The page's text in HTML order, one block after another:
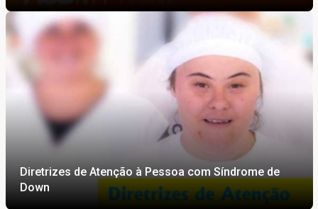
Diretrizes de Atenção à Pessoa com Síndrome de
Down